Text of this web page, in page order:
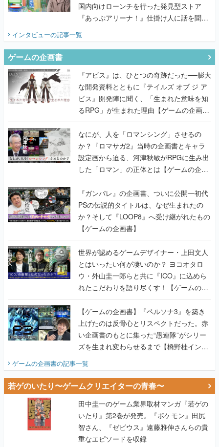
国内向けローンチを行った発見型ストア
『あっぷアリーナ！』仕掛け人に話を聞い
てみた
インタビューの記事一覧
ゲームの企画書
『アビス』は、ひとつの奇跡だった──膨大
な開発資料とともに『テイルズ オブ ジ ア
ビス』開発陣に聞く、「生まれた意味を知
るRPG」が生まれた理由【ゲームの企画
書】
なにが、人を「ロマンシング」させるの
か？『ロマサガ2』当時の企画書とキャラ
設定画から迫る、河津秋敏がRPGに生み出
した「ロマン」の正体とは【ゲームの企画
書】
『ガンパレ』の企画書、ついに公開━初代
PSの伝説的タイトルは、なぜ生まれたの
か？そして『LOOP8』へ受け継がれたもの
【ゲームの企画書】
世界が認めるゲームデザイナー・上田文人
とはいったい何が凄いのか？ ヨコオタロ
ウ・外山圭一郎らと共に『ICO』に込めら
れたこだわりを語り尽くす！【ゲームの企
画書】
【ゲームの企画書】『ペルソナ3』を築き
上げたのは反骨心とリスペクトだった。赤
い企画書のもとに集った“愚連隊”がシリー
ズを生まれ変わらせるまで【橋野桂インタ
ビュー】
ゲームの企画書の記事一覧
若ゲのいたり〜ゲームクリエイターの青春〜
田中圭一のゲーム業界取材マンガ『若ゲの
いたり』第2巻が発売。『ポケモン』田尻
智さん、『ゼビウス』遠藤雅伸さんらの貴
重なエピソードを収録